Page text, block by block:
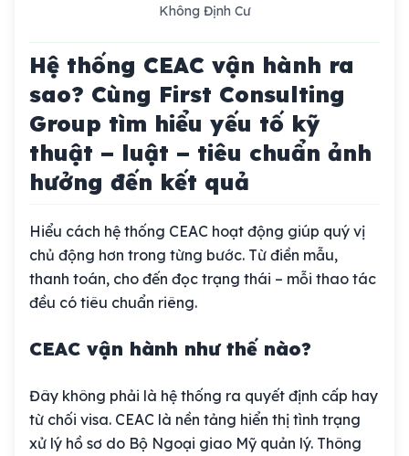
Không Định Cư
Hệ thống CEAC vận hành ra
sao? Cùng First Consulting
Group tìm hiểu yếu tố kỹ
thuật – luật – tiêu chuẩn ảnh
hưởng đến kết quả
Hiểu cách hệ thống CEAC hoạt động giúp quý vị
chủ động hơn trong từng bước. Từ điền mẫu,
thanh toán, cho đến đọc trạng thái – mỗi thao tác
đều có tiêu chuẩn riêng.
CEAC vận hành như thế nào?
Đây không phải là hệ thống ra quyết định cấp hay
từ chối visa. CEAC là nền tảng hiển thị tình trạng
xử lý hồ sơ do Bộ Ngoại giao Mỹ quản lý. Thông